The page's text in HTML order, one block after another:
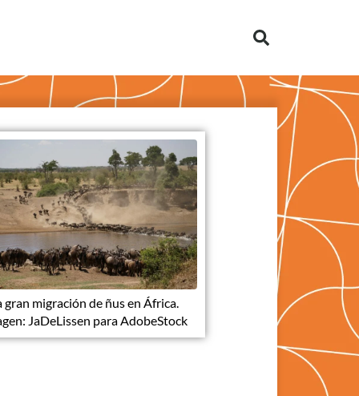
gran migración de ñus en África.
JaDeLissen para AdobeStock